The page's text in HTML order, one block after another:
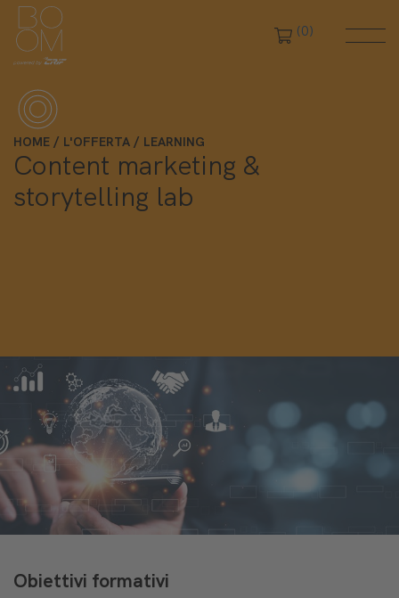
(0)
HOME L'OFFERTA LEARNING
Content marketing &
storytelling lab
Obiettivi formativi